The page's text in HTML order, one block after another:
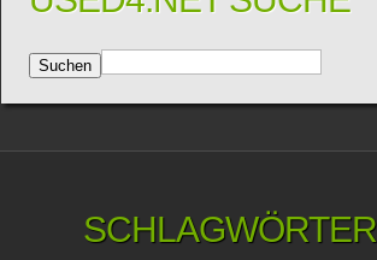
SCHLAGWÖRTER